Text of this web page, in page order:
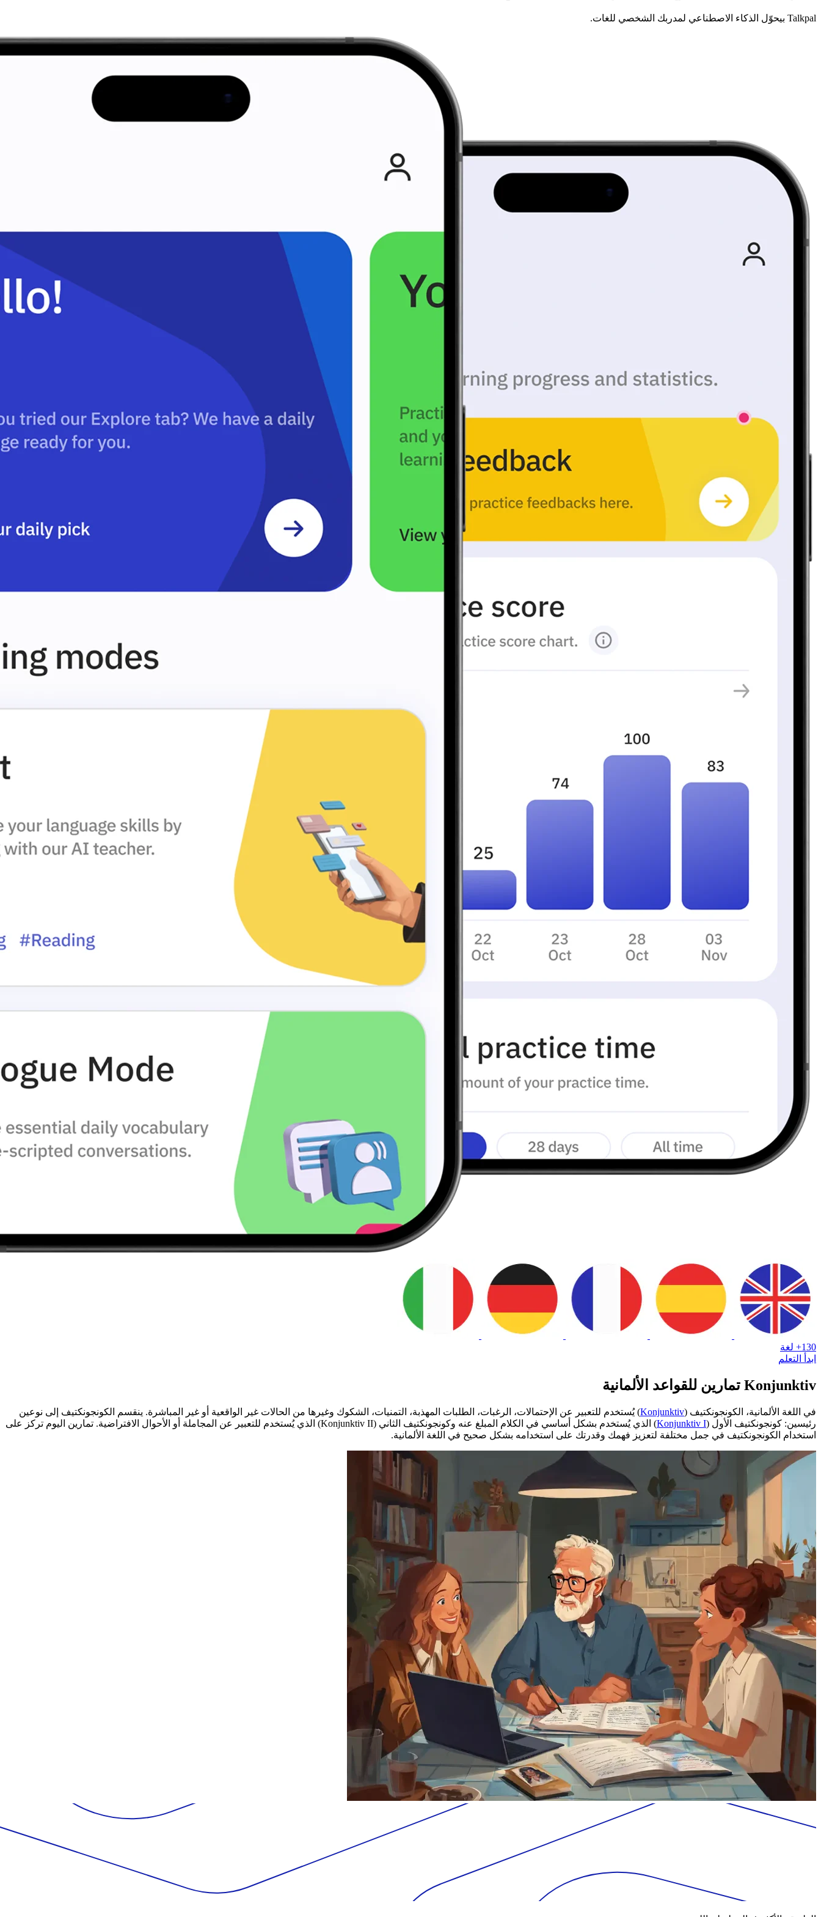
Talkpal بيحوّل الذكاء الاصطناعي لمدربك الشخصي للغات.
130+ لغة
ابدأ التعلم
Konjunktiv تمارين للقواعد الألمانية
في اللغة الألمانية، الكونجونكتيف (Konjunktiv) يُستخدم للتعبير عن الإحتمالات، الرغبات، الطلبات المهذبة، التمنيات، الشكوك وغيرها من الحالات غير الواقعية أو غير المباشرة. ينقسم الكونجونكتيف إلى نوعين
رئيسين: كونجونكتيف الأول (Konjunktiv I
) الذي يُستخدم بشكل أساسي في الكلام المبلغ عنه وكونجونكتيف الثاني (Konjunktiv II) الذي يُستخدم للتعبير عن المجاملة أو الأحوال الافتراضية. تمارين اليوم تركز على
استخدام الكونجونكتيف في جمل مختلفة لتعزيز فهمك وقدرتك على استخدامه بشكل صحيح في اللغة الألمانية.